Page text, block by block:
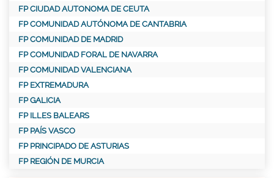
FP CIUDAD AUTONOMA DE CEUTA
FP COMUNIDAD AUTÓNOMA DE CANTABRIA
FP COMUNIDAD DE MADRID
FP COMUNIDAD FORAL DE NAVARRA
FP COMUNIDAD VALENCIANA
FP EXTREMADURA
FP GALICIA
FP ILLES BALEARS
FP PAÍS VASCO
FP PRINCIPADO DE ASTURIAS
FP REGIÓN DE MURCIA